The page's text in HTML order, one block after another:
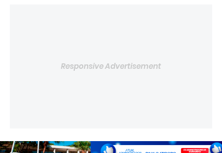
Responsive Advertisement